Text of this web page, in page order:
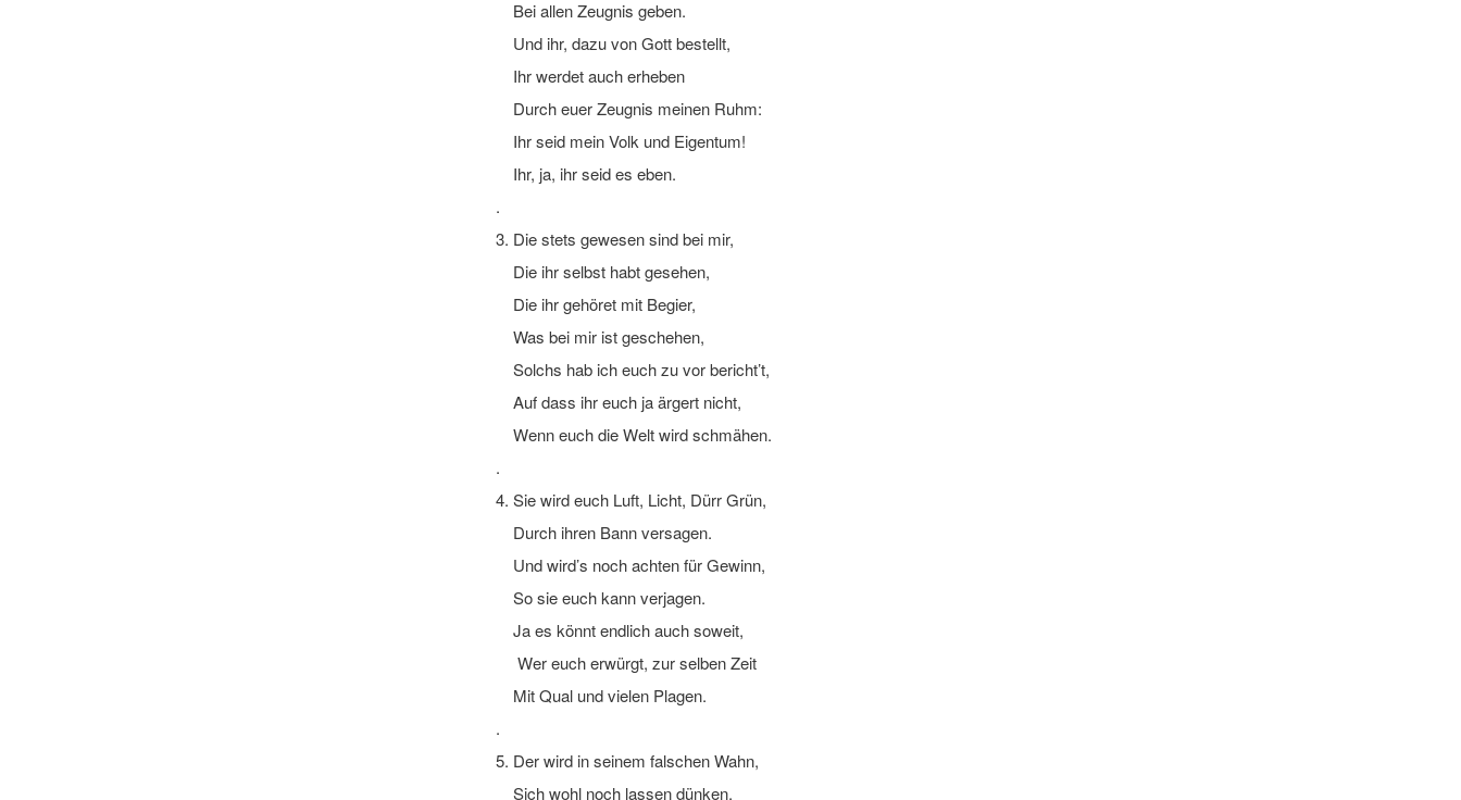
Bei allen Zeugnis geben.
Und ihr, dazu von Gott bestellt,
Ihr werdet auch erheben
Durch euer Zeugnis meinen Ruhm:
Ihr seid mein Volk und Eigentum!
Ihr, ja, ihr seid es eben.
.
3. Die stets gewesen sind bei mir,
Die ihr selbst habt gesehen,
Die ihr gehöret mit Begier,
Was bei mir ist geschehen,
Solchs hab ich euch zu vor bericht’t,
Auf dass ihr euch ja ärgert nicht,
Wenn euch die Welt wird schmähen.
.
4. Sie wird euch Luft, Licht, Dürr Grün,
Durch ihren Bann versagen.
Und wird’s noch achten für Gewinn,
So sie euch kann verjagen.
Ja es könnt endlich auch soweit,
Wer euch erwürgt, zur selben Zeit
Mit Qual und vielen Plagen.
.
5. Der wird in seinem falschen Wahn,
Sich wohl noch lassen dünken,